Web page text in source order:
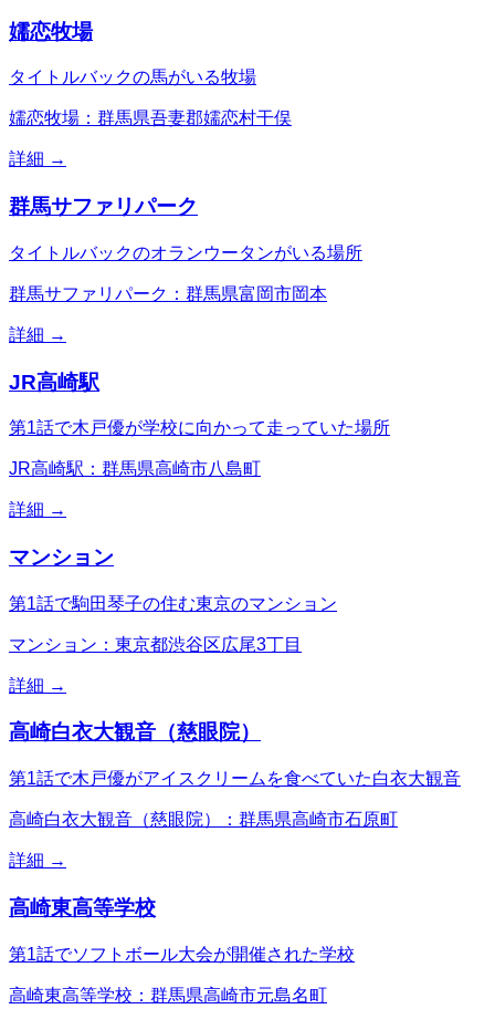
嬬恋牧場
タイトルバックの馬がいる牧場
嬬恋牧場：群馬県吾妻郡嬬恋村干俣
詳細 →
群馬サファリパーク
タイトルバックのオランウータンがいる場所
群馬サファリパーク：群馬県富岡市岡本
詳細 →
JR高崎駅
第1話で木戸優が学校に向かって走っていた場所
JR高崎駅：群馬県高崎市八島町
詳細 →
マンション
第1話で駒田琴子の住む東京のマンション
マンション：東京都渋谷区広尾3丁目
詳細 →
高崎白衣大観音（慈眼院）
第1話で木戸優がアイスクリームを食べていた白衣大観音
高崎白衣大観音（慈眼院）：群馬県高崎市石原町
詳細 →
高崎東高等学校
第1話でソフトボール大会が開催された学校
高崎東高等学校：群馬県高崎市元島名町